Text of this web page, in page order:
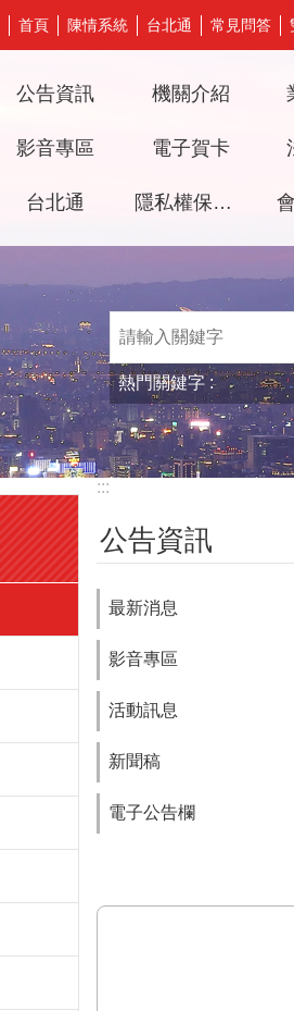
首頁 陳情系統 台北通 常見問答
公告資訊 機關介紹
影音專區 電子賀卡
台北通 隱私權保護及資訊安全政策
熱門關鍵字
:::
公告資訊
最新消息
影音專區
活動訊息
新聞稿
電子公告欄